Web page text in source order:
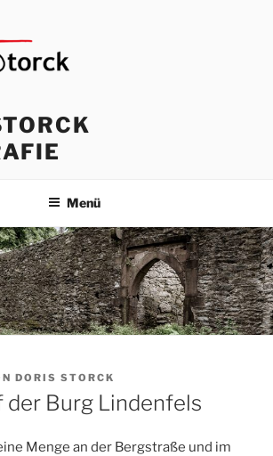
Menü
DORIS STORCK
der Burg Lindenfels
Menge an der Bergstraße und im